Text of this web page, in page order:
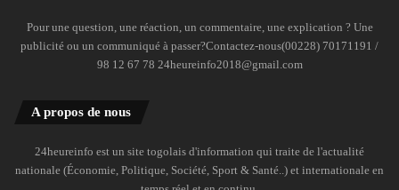
Pour une question, une réaction, un commentaire, une explication ? Une
publicité ou un communiqué à passer?Contactez-nous(00228) 70171191 /
98 12 67 78 24heureinfo2018@gmail.com
A propos de nous
24heureinfo est un site togolais d'information qui traite de l'actualité
nationale (Économie, Politique, Société, Sport & Santé..) et internationale en